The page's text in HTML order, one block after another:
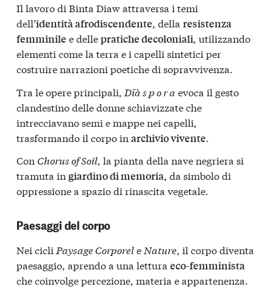
Il lavoro di Binta Diaw attraversa i temi
dell’identità afrodiscendente, della resistenza
femminile e dellepratiche decoloniali, utilizzando
elementi come la terra e i capelli sintetici per
costruire narrazioni poetiche di sopravvivenza.
Tra le opere principali, Dïà s p o r a evoca il gesto
clandestino delle donne schiavizzate che
intrecciavano semi e mappe nei capelli,
trasformando il corpo in archivio vivente.
Con Chorus of Soil, la pianta della nave negriera si
tramuta in giardino di memoria, da simbolo di
oppressione a spazio di rinascita vegetale.
Paesaggi del corpo
Nei cicli Paysage Corporele Nature , il corpo diventa
paesaggio, aprendo a una lettura eco-femminista
che coinvolge percezione, materia e appartenenza.